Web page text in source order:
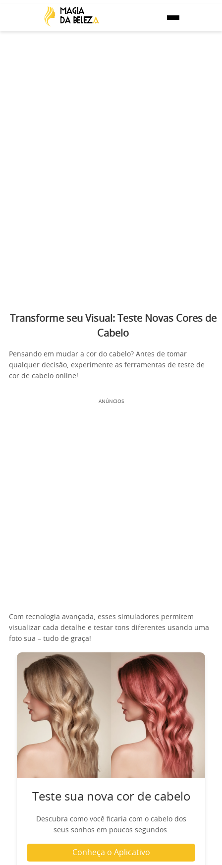
Transforme seu Visual: Teste Novas Cores de
Cabelo
Pensando em mudar a cor do cabelo? Antes de tomar
qualquer decisão, experimente as ferramentas de teste de
cor de cabelo online!
ANÚNCIOS
Com tecnologia avançada, esses simuladores permitem
visualizar cada detalhe e testar tons diferentes usando uma
foto sua – tudo de graça!
Teste sua nova cor de cabelo
Descubra como você ficaria com o cabelo dos
seus sonhos em poucos segundos.
Conheça o Aplicativo